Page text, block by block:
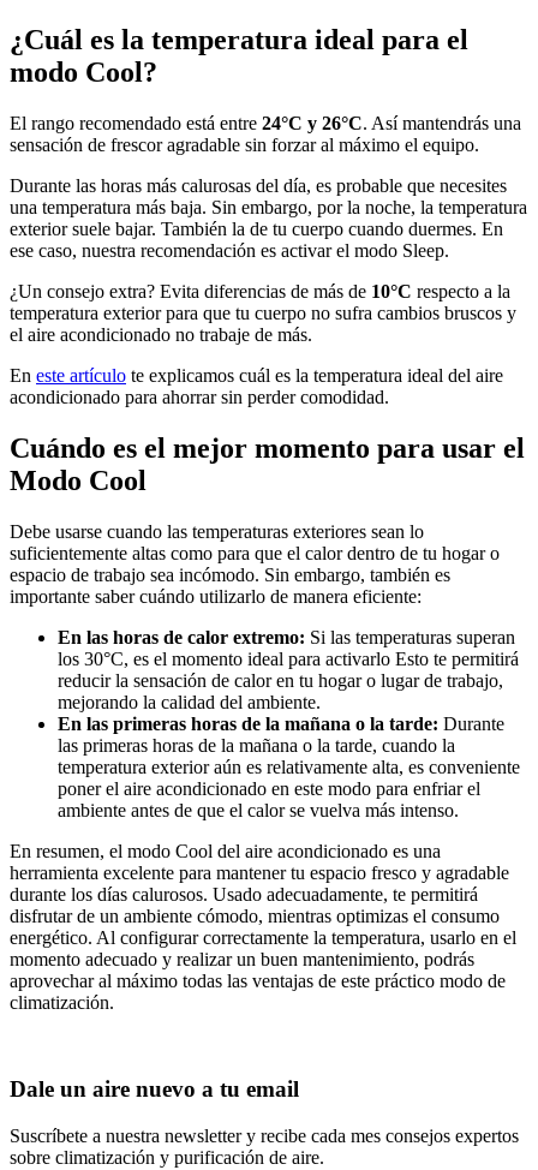
¿Cuál es la temperatura ideal para el
modo Cool?
El rango recomendado está entre 24°C y 26°C. Así mantendrás una
sensación de frescor agradable sin forzar al máximo el equipo.
Durante las horas más calurosas del día, es probable que necesites
una temperatura más baja. Sin embargo, por la noche, la temperatura
exterior suele bajar. También la de tu cuerpo cuando duermes. En
ese caso, nuestra recomendación es activar el modo Sleep.
¿Un consejo extra? Evita diferencias de más de 10°C respecto a la
temperatura exterior para que tu cuerpo no sufra cambios bruscos y
el aire acondicionado no trabaje de más.
En este artículo te explicamos cuál es la temperatura ideal del aire
acondicionado para ahorrar sin perder comodidad.
Cuándo es el mejor momento para usar el
Modo Cool
Debe usarse cuando las temperaturas exteriores sean lo
suficientemente altas como para que el calor dentro de tu hogar o
espacio de trabajo sea incómodo. Sin embargo, también es
importante saber cuándo utilizarlo de manera eficiente:
En las horas de calor extremo: Si las temperaturas superan
los 30°C, es el momento ideal para activarlo Esto te permitirá
reducir la sensación de calor en tu hogar o lugar de trabajo,
mejorando la calidad del ambiente.
En las primeras horas de la mañana o la tarde: Durante
las primeras horas de la mañana o la tarde, cuando la
temperatura exterior aún es relativamente alta, es conveniente
poner el aire acondicionado en este modo para enfriar el
ambiente antes de que el calor se vuelva más intenso.
En resumen, el modo Cool del aire acondicionado es una
herramienta excelente para mantener tu espacio fresco y agradable
durante los días calurosos. Usado adecuadamente, te permitirá
disfrutar de un ambiente cómodo, mientras optimizas el consumo
energético. Al configurar correctamente la temperatura, usarlo en el
momento adecuado y realizar un buen mantenimiento, podrás
aprovechar al máximo todas las ventajas de este práctico modo de
climatización.
Dale un aire nuevo a tu email
Suscríbete a nuestra newsletter y recibe cada mes consejos expertos
sobre climatización y purificación de aire.